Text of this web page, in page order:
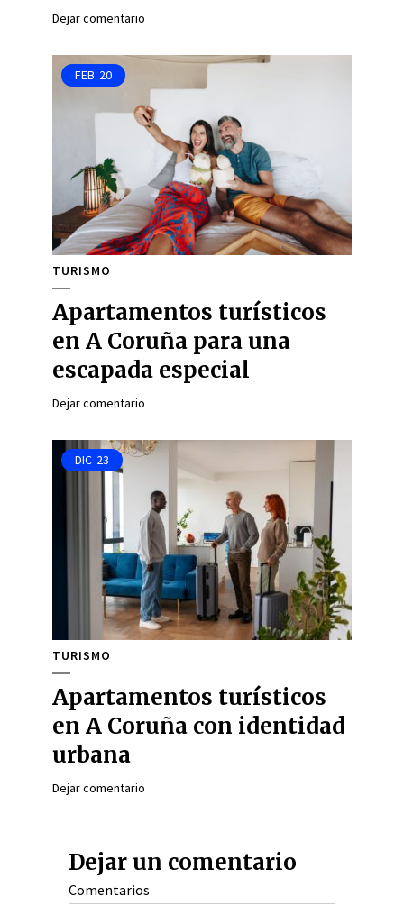
Dejar comentario
FEB 20
TURISMO
Apartamentos turísticos
en A Coruña para una
escapada especial
Dejar comentario
DIC 23
TURISMO
Apartamentos turísticos
en A Coruña con identidad
urbana
Dejar comentario
Dejar un comentario
Comentarios